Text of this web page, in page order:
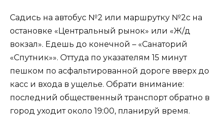
Садись на автобус №2 или маршрутку №2с на
остановке «Центральный рынок» или «Ж/д
вокзал». Едешь до конечной – «Санаторий
«Спутник»». Оттуда по указателям 15 минут
пешком по асфальтированной дороге вверх до
касс и входа в ущелье. Обрати внимание:
последний общественный транспорт обратно в
город уходит около 19:00, планируй время.